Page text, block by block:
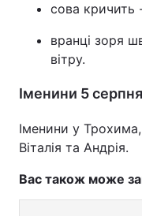
сова кричить
вранці зоря
вітру.
Іменини 5 серпня
Іменини у
Віталія та Андрія.
Вас також може